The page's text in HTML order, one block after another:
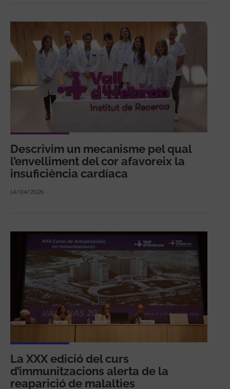
Descrivim un mecanisme pel qual
l’envelliment del cor afavoreix la
insuficiència cardíaca
14/04/2026
La XXX edició del curs
d’immunitzacions alerta de la
reaparició de malalties